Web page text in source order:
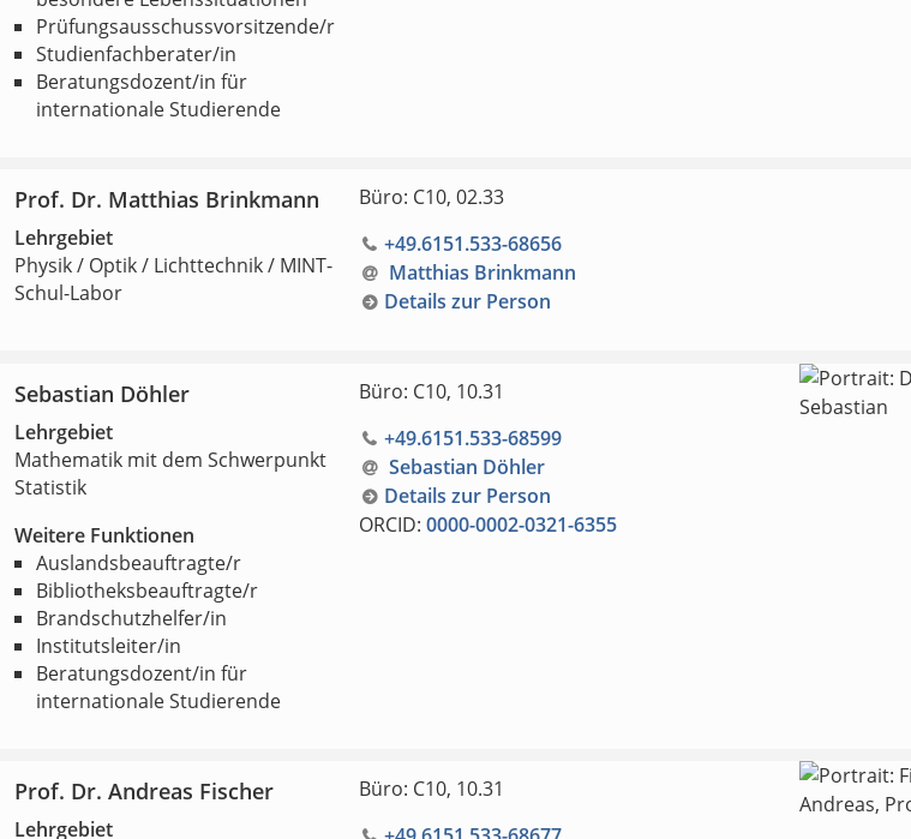
Prüfungsausschussvorsitzende/r
Studienfachberater/in
Beratungsdozent/in für
internationale Studierende
Prof. Dr. Matthias Brinkmann
Lehrgebiet
Physik / Optik / Lichttechnik / MINT-
Schul-Labor
Büro: C10, 02.33
+49.6151.533-68656
Matthias Brinkmann
Details zur Person
Sebastian Döhler
Lehrgebiet
Mathematik mit dem Schwerpunkt
Statistik
Weitere Funktionen
Auslandsbeauftragte/r
Bibliotheksbeauftragte/r
Brandschutzhelfer/in
Institutsleiter/in
Beratungsdozent/in für
internationale Studierende
Büro: C10, 10.31
+49.6151.533-68599
Sebastian Döhler
Details zur Person
ORCID: 0000-0002-0321-6355
Prof. Dr. Andreas Fischer
Lehrgebiet
Büro: C10, 10.31